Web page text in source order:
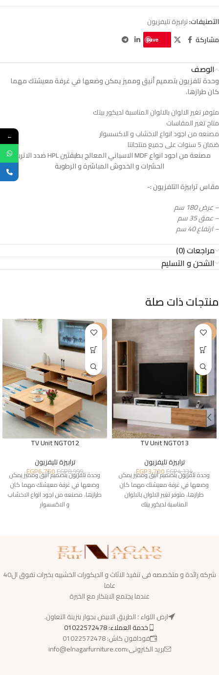
التصنيفات:ترابيزة تليفزيون
مشاركة
Save
الوصف
وحدة تلفزيون بتصميم أنيق ومميز يمكن وضعها في غرفة معيشتك مهما
كان طرازها.
متوفر تغير الالوان بالالوان المناسبة لديكور بيتك
متاح تغير المقاسات
مصنعه من اجود انواع الاخشاب و الاكسسوار
ضمان 5 سنوات على جميع منتجاتنا
مصنعة من اجود انواع MDF الاسباني المعالج بطبقتين HPL ضدد الاتربة و
الحشرات و الخدوش المباشرة و الرطوبة
مقاس ترابيزة التلفزيون :-
– عرض 180 سم
– عمق 35 سم
– ارتفاع 40 سم
مراجعات (0)
الشحن و التسليم
منتجات ذات صلة
-15%
TV Unit NGT013
ترابيزة تليفزيون
EGP4,334
EGP3,700
وحدة تلفزيون بتصميم أنيق ومميز يمكن
وضعها في غرفة معيشتك مهما كان
طرازها. متوفر تغير الالوان بالالوان
المناسبة لديكور بيتك
-25%
TV Unit NGT012
ترابيزة تليفزيون
EGP8,999
EGP6,750
وحدة تلفزيون بتصميم أنيق ومميز يمكن
وضعها في غرفة معيشتك مهما كان
طرازها. مصنعه من اجود انواع الاخشاب
و الاكسسوار
شركه رائدة و متخصصه فى تنفيذ الاثاث و الديكورات الخشبيه بخبرات تفوق ال40
عاما
عندما يجتمع الابتكار مع الخبرة
ارض اللواء ؛ الطريق الابيض بجوار بنزينة التعاون.
خدمة العملاء: 01022572478
فودافون كاش: 01022572478
بريد الكترونى:info@elnagarfurniture.com
←